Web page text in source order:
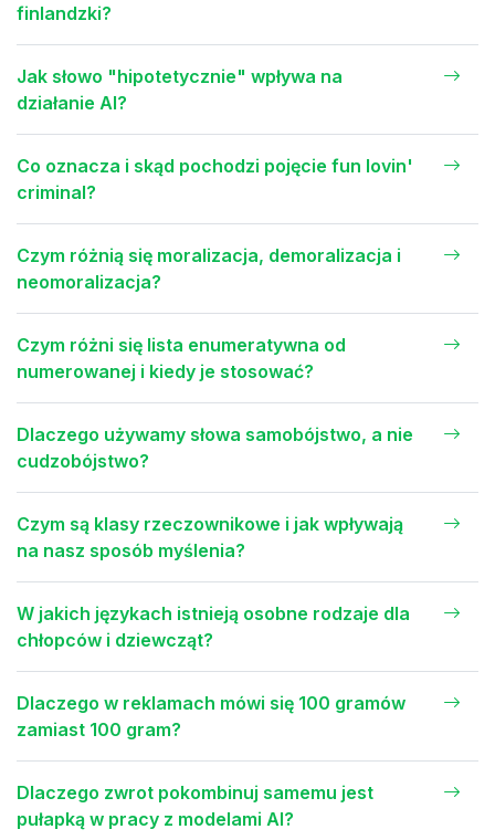
finlandzki?
Jak słowo "hipotetycznie" wpływa na
działanie AI?
Co oznacza i skąd pochodzi pojęcie fun lovin'
criminal?
Czym różnią się moralizacja, demoralizacja i
neomoralizacja?
Czym różni się lista enumeratywna od
numerowanej i kiedy je stosować?
Dlaczego używamy słowa samobójstwo, a nie
cudzobójstwo?
Czym są klasy rzeczownikowe i jak wpływają
na nasz sposób myślenia?
W jakich językach istnieją osobne rodzaje dla
chłopców i dziewcząt?
Dlaczego w reklamach mówi się 100 gramów
zamiast 100 gram?
Dlaczego zwrot pokombinuj samemu jest
pułapką w pracy z modelami AI?